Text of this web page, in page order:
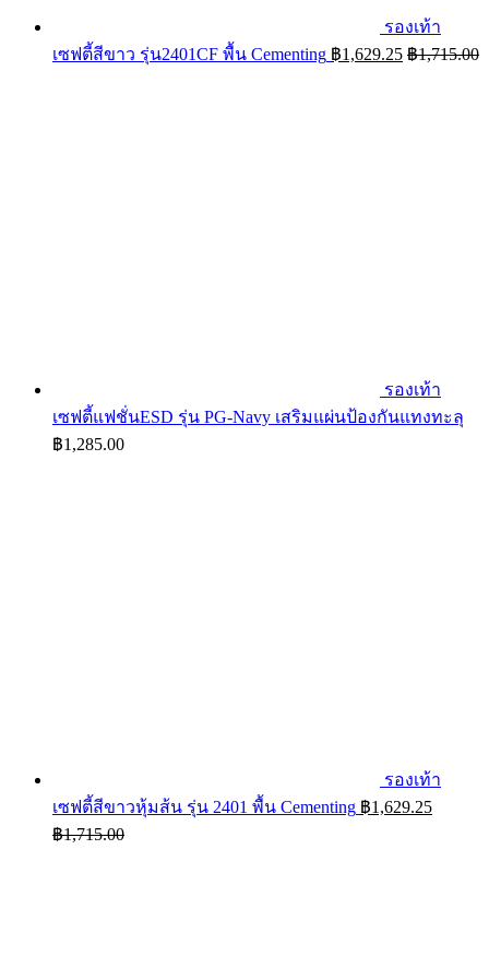
รองเท้า
เซฟตี้สีขาว รุ่น2401CF พื้น Cementing ฿1,629.25 ฿1,715.00
รองเท้า
เซฟตี้แฟชั่นESD รุ่น PG-Navy เสริมแผ่นป้องกันแทงทะลุ
฿1,285.00
รองเท้า
เซฟตี้สีขาวหุ้มส้น รุ่น 2401 พื้น Cementing ฿1,629.25
฿1,715.00